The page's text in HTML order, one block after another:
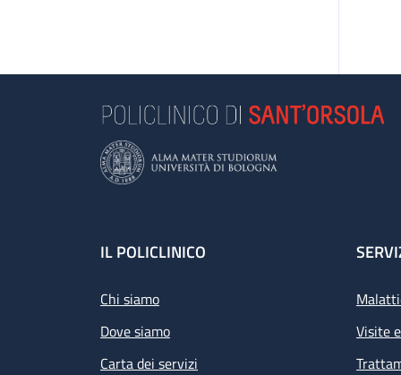
Footer
IL POLICLINICO
Chi siamo
Dove siamo
Carta dei servizi
Visite